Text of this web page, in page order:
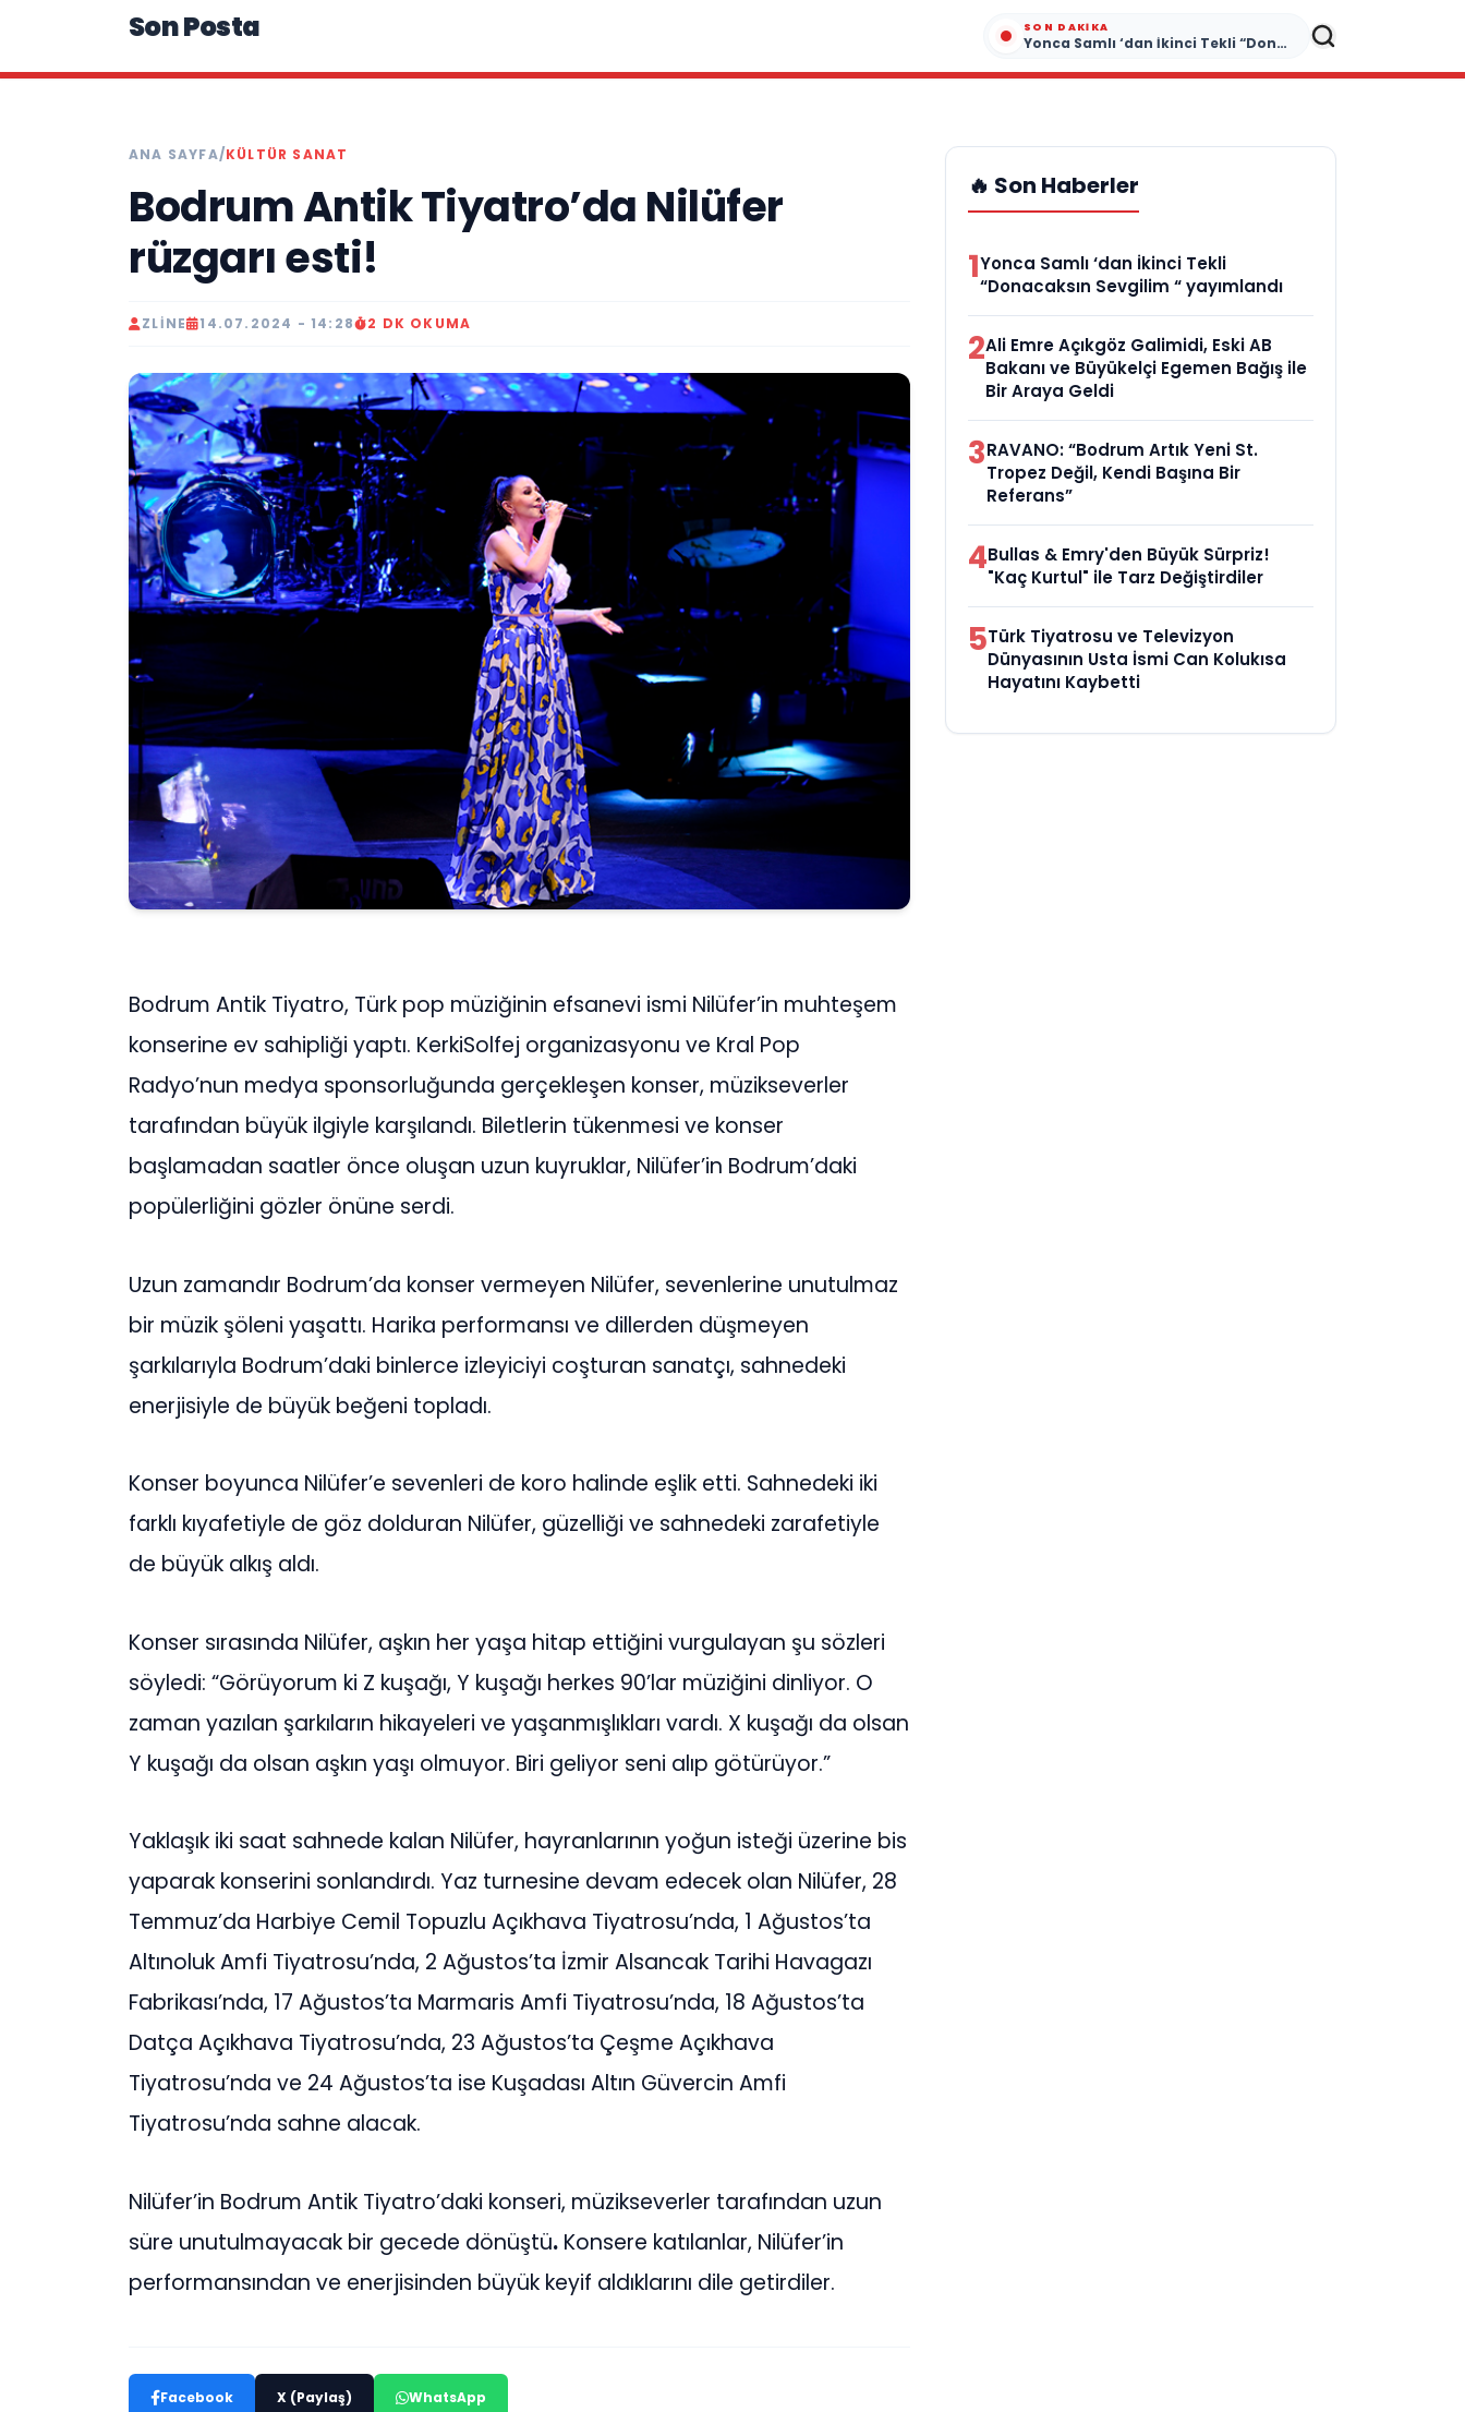
Son Posta SON DAKIKA
Yonca Samlı ‘dan İkinci Tekli “Donacaksın Sevgilim “ yayımlandı
ANA SAYFA/KÜLTÜR SANAT
Bodrum Antik Tiyatro’da Nilüfer
rüzgarı esti!
ZLINE 14.07.2024 - 14:28 2 DK OKUMA
Bodrum Antik Tiyatro, Türk pop müziğinin efsanevi ismi Nilüfer’in muhteşem
konserine ev sahipliği yaptı. KerkiSolfej organizasyonu ve Kral Pop
Radyo’nun medya sponsorluğunda gerçekleşen konser, müzikseverler
tarafından büyük ilgiyle karşılandı. Biletlerin tükenmesi ve konser
başlamadan saatler önce oluşan uzun kuyruklar, Nilüfer’in Bodrum’daki
popülerliğini gözler önüne serdi.
Uzun zamandır Bodrum’da konser vermeyen Nilüfer, sevenlerine unutulmaz
bir müzik şöleni yaşattı. Harika performansı ve dillerden düşmeyen
şarkılarıyla Bodrum’daki binlerce izleyiciyi coşturan sanatçı, sahnedeki
enerjisiyle de büyük beğeni topladı.
Konser boyunca Nilüfer’e sevenleri de koro halinde eşlik etti. Sahnedeki iki
farklı kıyafetiyle de göz dolduran Nilüfer, güzelliği ve sahnedeki zarafetiyle
de büyük alkış aldı.
Konser sırasında Nilüfer, aşkın her yaşa hitap ettiğini vurgulayan şu sözleri
söyledi: “Görüyorum ki Z kuşağı, Y kuşağı herkes 90’lar müziğini dinliyor. O
zaman yazılan şarkıların hikayeleri ve yaşanmışlıkları vardı. X kuşağı da olsan
Y kuşağı da olsan aşkın yaşı olmuyor. Biri geliyor seni alıp götürüyor.”
Yaklaşık iki saat sahnede kalan Nilüfer, hayranlarının yoğun isteği üzerine bis
yaparak konserini sonlandırdı. Yaz turnesine devam edecek olan Nilüfer, 28
Temmuz’da Harbiye Cemil Topuzlu Açıkhava Tiyatrosu’nda, 1 Ağustos’ta
Altınoluk Amfi Tiyatrosu’nda, 2 Ağustos’ta İzmir Alsancak Tarihi Havagazı
Fabrikası’nda, 17 Ağustos’ta Marmaris Amfi Tiyatrosu’nda, 18 Ağustos’ta
Datça Açıkhava Tiyatrosu’nda, 23 Ağustos’ta Çeşme Açıkhava
Tiyatrosu’nda ve 24 Ağustos’ta ise Kuşadası Altın Güvercin Amfi
Tiyatrosu’nda sahne alacak.
Nilüfer’in Bodrum Antik Tiyatro’daki konseri, müzikseverler tarafından uzun
süre unutulmayacak bir gecede dönüştü. Konsere katılanlar, Nilüfer’in
performansından ve enerjisinden büyük keyif aldıklarını dile getirdiler.
Facebook X (Paylaş) WhatsApp
🔥 Son Haberler
1Yonca Samlı ‘dan İkinci Tekli
“Donacaksın Sevgilim “ yayımlandı
2Ali Emre Açıkgöz Galimidi, Eski AB
Bakanı ve Büyükelçi Egemen Bağış ile
Bir Araya Geldi
3RAVANO: “Bodrum Artık Yeni St.
Tropez Değil, Kendi Başına Bir
Referans”
4Bullas & Emry'den Büyük Sürpriz!
"Kaç Kurtul" ile Tarz Değiştirdiler
5Türk Tiyatrosu ve Televizyon
Dünyasının Usta İsmi Can Kolukısa
Hayatını Kaybetti